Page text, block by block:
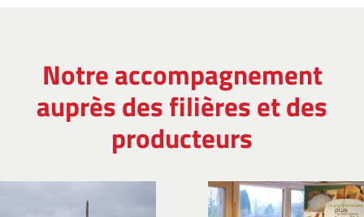
Notre accompagnement
auprès des filières et des
producteurs